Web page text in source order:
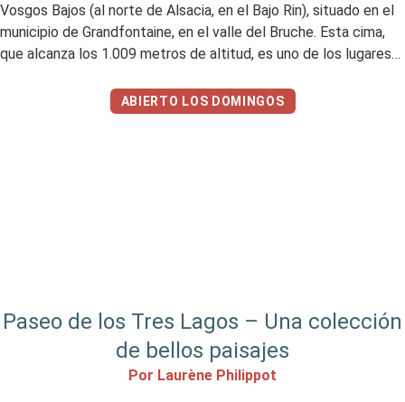
Vosgos Bajos (al norte de Alsacia, en el Bajo Rin), situado en el
municipio de Grandfontaine, en el valle del Bruche. Esta cima,
que alcanza los 1.009 metros de altitud, es uno de los lugares
ABIERTO LOS DOMINGOS
Paseo de los Tres Lagos – Una colección
de bellos paisajes
Por Laurène Philippot